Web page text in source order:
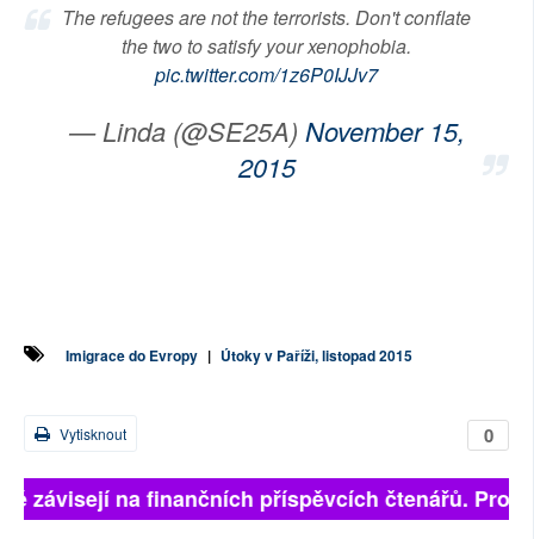
The refugees are not the terrorists. Don't conflate
the two to satisfy your xenophobia.
pic.twitter.com/1z6P0IJJv7
— Linda (@SE25A) November 15,
2015
Imigrace do Evropy | Útoky v Paříži, listopad 2015
0
Vytisknout
závisejí na finančních příspěvcích čtenářů.